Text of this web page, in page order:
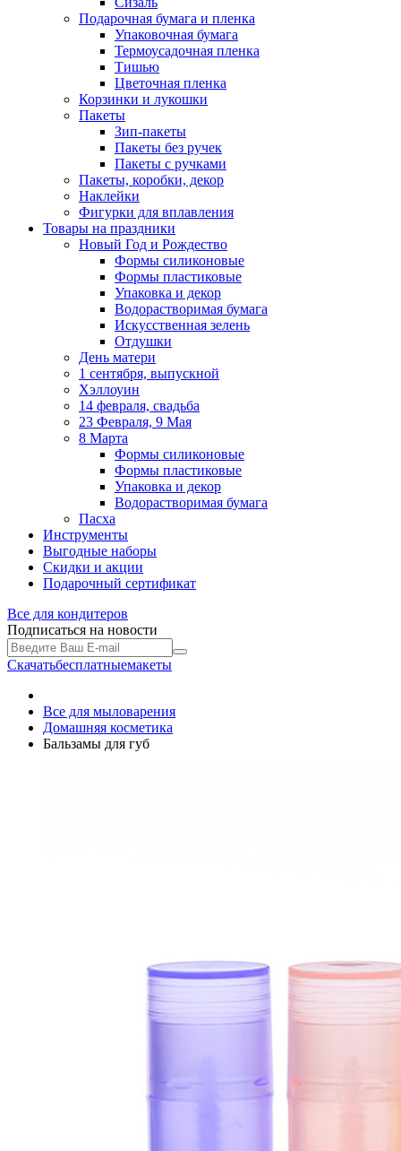
Подарочная бумага и пленка
Упаковочная бумага
Термоусадочная пленка
Тишью
Цветочная пленка
Корзинки и лукошки
Пакеты
Зип-пакеты
Пакеты без ручек
Пакеты с ручками
Пакеты, коробки, декор
Наклейки
Фигурки для вплавления
Товары на праздники
Новый Год и Рождество
Формы силиконовые
Формы пластиковые
Упаковка и декор
Водорастворимая бумага
Искусственная зелень
Отдушки
День матери
1 сентября, выпускной
Хэллоуин
14 февраля, свадьба
23 Февраля, 9 Мая
8 Марта
Формы силиконовые
Формы пластиковые
Упаковка и декор
Водорастворимая бумага
Пасха
Инструменты
Выгодные наборы
Скидки и акции
Подарочный сертификат
Все для кондитеров
Подписаться на новости
Скачатьбесплатныемакеты
Все для мыловарения
Домашняя косметика
Бальзамы для губ